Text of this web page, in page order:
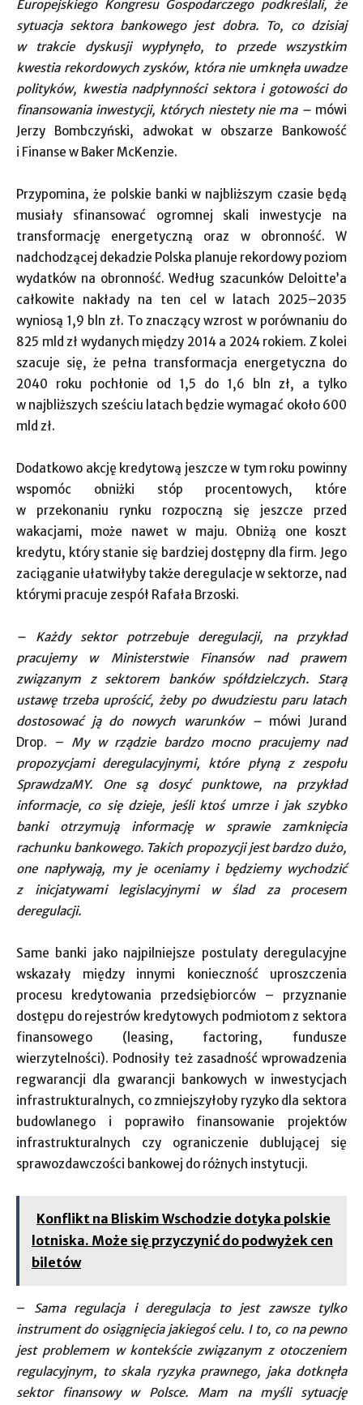
Europejskiego Kongresu Gospodarczego podkreślali, że
sytuacja sektora bankowego jest dobra. To, co dzisiaj
w trakcie dyskusji wypłynęło, to przede wszystkim
kwestia rekordowych zysków, która nie umknęła uwadze
polityków, kwestia nadpłynności sektora i gotowości do
finansowania inwestycji, których niestety nie ma – mówi
Jerzy Bombczyński, adwokat w obszarze Bankowość
i Finanse w Baker McKenzie.
Przypomina, że polskie banki w najbliższym czasie będą
musiały sfinansować ogromnej skali inwestycje na
transformację energetyczną oraz w obronność. W
nadchodzącej dekadzie Polska planuje rekordowy poziom
wydatków na obronność. Według szacunków Deloitte’a
całkowite nakłady na ten cel w latach 2025–2035
wyniosą 1,9 bln zł. To znaczący wzrost w porównaniu do
825 mld zł wydanych między 2014 a 2024 rokiem. Z kolei
szacuje się, że pełna transformacja energetyczna do
2040 roku pochłonie od 1,5 do 1,6 bln zł, a tylko
w najbliższych sześciu latach będzie wymagać około 600
mld zł.
Dodatkowo akcję kredytową jeszcze w tym roku powinny
wspomóc obniżki stóp procentowych, które
w przekonaniu rynku rozpoczną się jeszcze przed
wakacjami, może nawet w maju. Obniżą one koszt
kredytu, który stanie się bardziej dostępny dla firm. Jego
zaciąganie ułatwiłyby także deregulacje w sektorze, nad
którymi pracuje zespół Rafała Brzoski.
– Każdy sektor potrzebuje deregulacji, na przykład
pracujemy w Ministerstwie Finansów nad prawem
związanym z sektorem banków spółdzielczych. Starą
ustawę trzeba uprościć, żeby po dwudziestu paru latach
dostosować ją do nowych warunków –mówi Jurand
Drop. – My w rządzie bardzo mocno pracujemy nad
propozycjami deregulacyjnymi, które płyną z zespołu
SprawdzaMY. One są dosyć punktowe, na przykład
informacje, co się dzieje, jeśli ktoś umrze i jak szybko
banki otrzymują informację w sprawie zamknięcia
rachunku bankowego. Takich propozycji jest bardzo dużo,
one napływają, my je oceniamy i będziemy wychodzić
z inicjatywami legislacyjnymi w ślad za procesem
deregulacji.
Same banki jako najpilniejsze postulaty deregulacyjne
wskazały między innymi konieczność uproszczenia
procesu kredytowania przedsiębiorców – przyznanie
dostępu do rejestrów kredytowych podmiotom z sektora
finansowego (leasing, factoring, fundusze
wierzytelności). Podnosiły też zasadność wprowadzenia
regwarancji dla gwarancji bankowych w inwestycjach
infrastrukturalnych, co zmniejszyłoby ryzyko dla sektora
budowlanego i poprawiło finansowanie projektów
infrastrukturalnych czy ograniczenie dublującej się
sprawozdawczości bankowej do różnych instytucji.
Konflikt na Bliskim Wschodzie dotyka polskie
lotniska. Może się przyczynić do podwyżek cen
biletów
– Sama regulacja i deregulacja to jest zawsze tylko
instrument do osiągnięcia jakiegoś celu. I to, co na pewno
jest problemem w kontekście związanym z otoczeniem
regulacyjnym, to skala ryzyka prawnego, jaka dotknęła
sektor finansowy w Polsce. Mam na myśli sytuację